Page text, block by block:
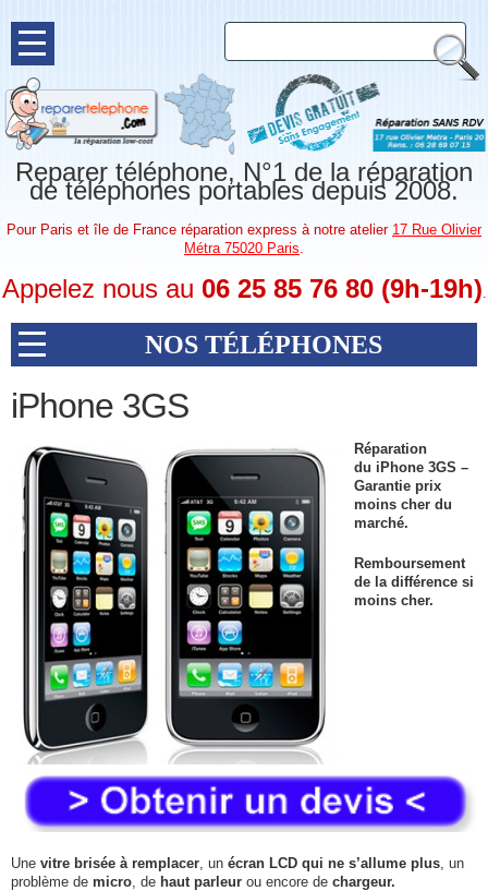
Reparer téléphone, N°1 de la réparation
de téléphones portables depuis 2008.
Pour Paris et île de France réparation express à notre atelier 17 Rue Olivier
Métra 75020 Paris.
Appelez nous au 06 25 85 76 80 (9h-19h)
NOS TÉLÉPHONES
iPhone 3GS
Réparation
du iPhone 3GS –
Garantie prix
moins cher du
marché.
Remboursement
de la différence si
moins cher.
Une vitre brisée à remplacer , un écran LCD qui ne s’allume plus , un
problème de micro , de haut parleur ou encore de chargeur.